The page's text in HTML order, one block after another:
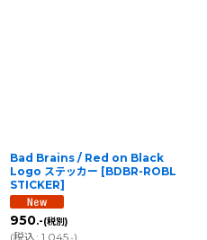
Bad Brains / Red on Black
Logo ステッカー [BDBR-ROBL
STICKER]
950.-(税別)
(税込: 1,045 )